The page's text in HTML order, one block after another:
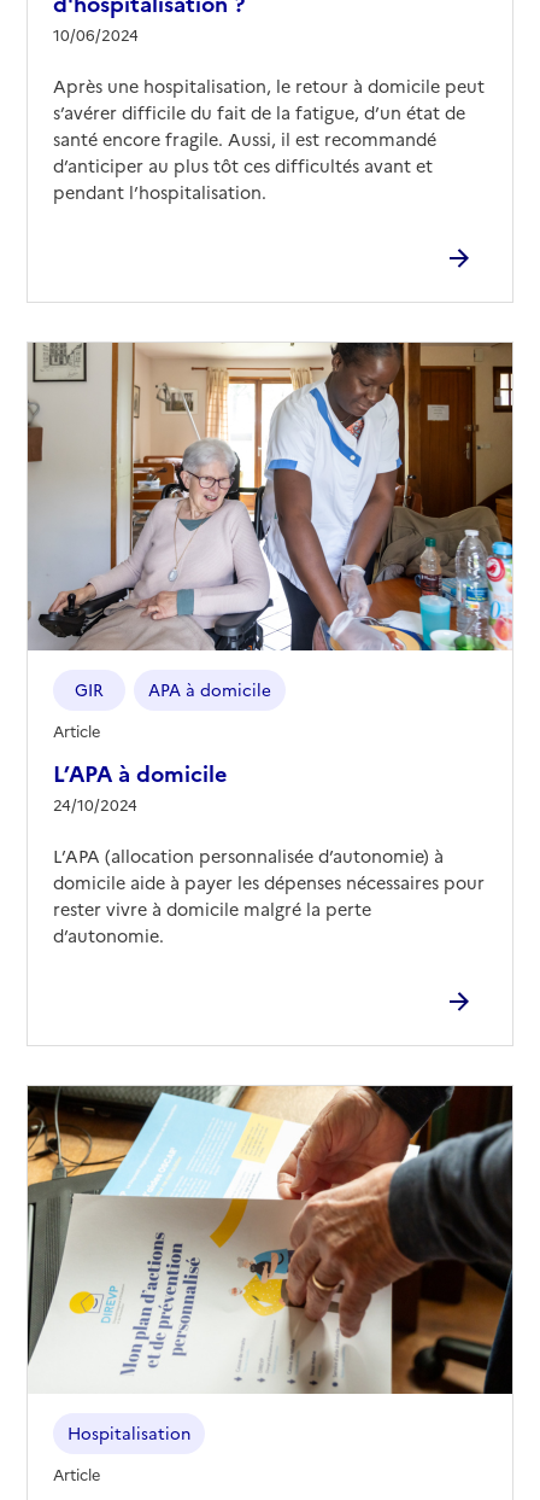
10/06/2024
Après une hospitalisation, le retour à domicile peut
s’avérer difficile du fait de la fatigue, d’un état de
santé encore fragile. Aussi, il est recommandé
d’anticiper au plus tôt ces difficultés avant et
pendant l’hospitalisation.
L’APA à domicile
24/10/2024
GIR APA à domicile
Article
L’APA (allocation personnalisée d’autonomie) à
domicile aide à payer les dépenses nécessaires pour
rester vivre à domicile malgré la perte
d’autonomie.
Hospitalisation
Article